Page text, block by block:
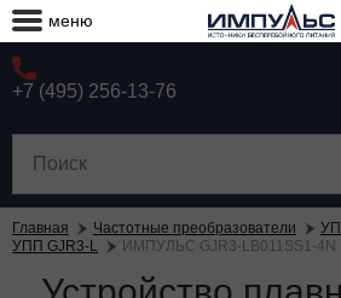
меню
+7 (495) 256-13-76
Главная Частотные преобразователи
УПП GJR3-L
ИМПУЛЬС GJR3-LB011SS1-4N